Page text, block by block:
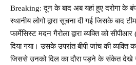
Breaking: दून के बाद अब यहां हुए दरोगा के
स्थानीय लोगो द्वारा सूचना दी गई जिसके बाद
फार्मेसिस्ट मदन गैरोला द्वारा व्यक्ति को
दिया गया। उसके उपरांत बीपी जांच की व्यक्ति
जिससे उनको दिल का दौरा पड़ने के संकेत देखे